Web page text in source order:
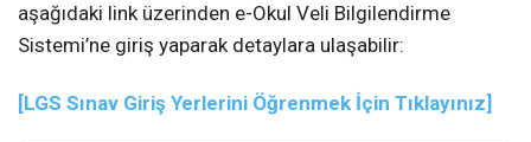
aşağıdaki link üzerinden e-Okul Veli Bilgilendirme
Sistemi’ne giriş yaparak detaylara ulaşabilir:
[LGS Sınav Giriş Yerlerini Öğrenmek İçin Tıklayınız]